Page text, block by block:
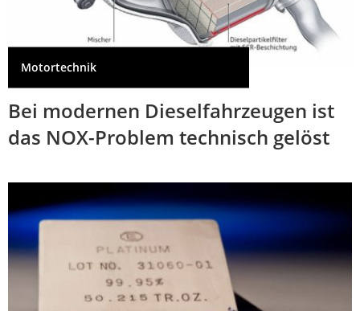
Motortechnik
Bei modernen Dieselfahrzeugen ist
das NOX-Problem technisch gelöst